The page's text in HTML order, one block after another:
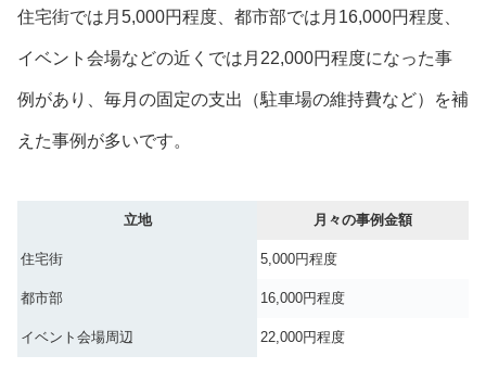
住宅街では月5,000円程度、都市部では月16,000円程度、
イベント会場などの近くでは月22,000円程度になった事
例があり、毎月の固定の支出（駐車場の維持費など）を補
えた事例が多いです。
立地 月々の事例金額
住宅街 5,000円程度
都市部 16,000円程度
イベント会場周辺 22,000円程度